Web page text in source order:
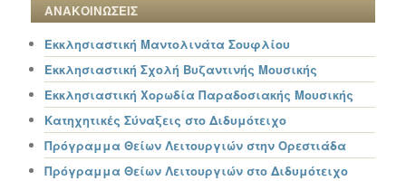
ΑΝΑΚΟΙΝΩΣΕΙΣ
Εκκλησιαστική Μαντολινάτα Σουφλίου
Εκκλησιαστική Σχολή Βυζαντινής Μουσικής
Εκκλησιαστική Χορωδία Παραδοσιακής Μουσικής
Κατηχητικές Σύναξεις στο Διδυμότειχο
Πρόγραμμα Θείων Λειτουργιών στην Ορεστιάδα
Πρόγραμμα Θείων Λειτουργιών στο Διδυμότειχο